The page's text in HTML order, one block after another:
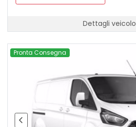
Dettagli veicolo
Pronta Consegna